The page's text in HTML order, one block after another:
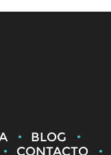
BLOG
CONTACTO